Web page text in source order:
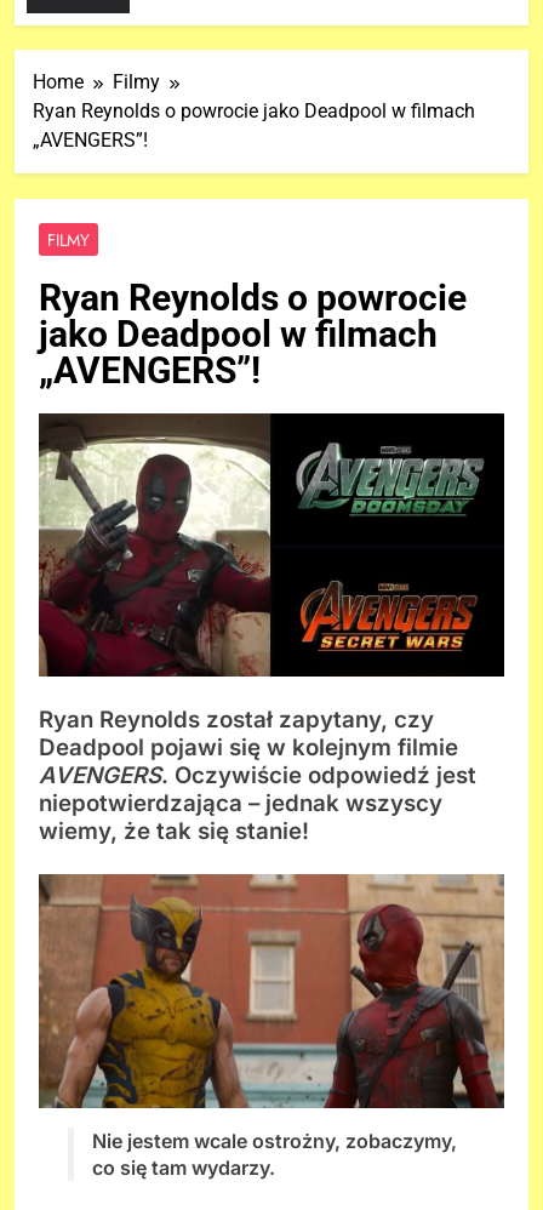
Home
Filmy
Ryan Reynolds o powrocie jako Deadpool w filmach
„AVENGERS”!
FILMY
Ryan Reynolds o powrocie
jako Deadpool w filmach
„AVENGERS”!
Ryan Reynolds został zapytany, czy
Deadpool pojawi się w kolejnym filmie
AVENGERS. Oczywiście odpowiedź jest
niepotwierdzająca – jednak wszyscy
wiemy, że tak się stanie!
Nie jestem wcale ostrożny, zobaczymy,
co się tam wydarzy.